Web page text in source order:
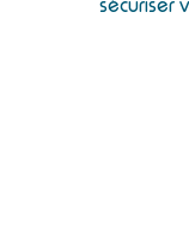
sécuriser